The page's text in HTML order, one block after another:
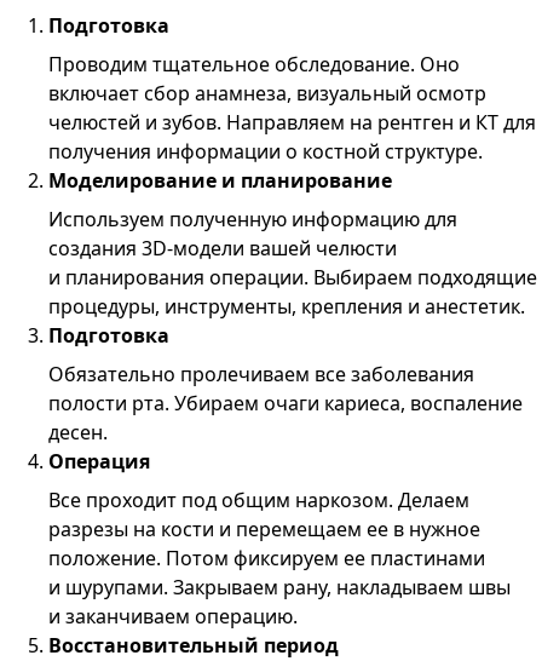
Подготовка
Проводим тщательное обследование. Оно
включает сбор анамнеза, визуальный осмотр
челюстей и зубов. Направляем на рентген и КТ для
получения информации о костной структуре.
Моделирование и планирование
Используем полученную информацию для
создания 3D-модели вашей челюсти
и планирования операции. Выбираем подходящие
процедуры, инструменты, крепления и анестетик.
Подготовка
Обязательно пролечиваем все заболевания
полости рта. Убираем очаги кариеса, воспаление
десен.
Операция
Все проходит под общим наркозом. Делаем
разрезы на кости и перемещаем ее в нужное
положение. Потом фиксируем ее пластинами
и шурупами. Закрываем рану, накладываем швы
и заканчиваем операцию.
Восстановительный период